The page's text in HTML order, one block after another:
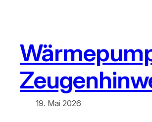
19. Mai 2026